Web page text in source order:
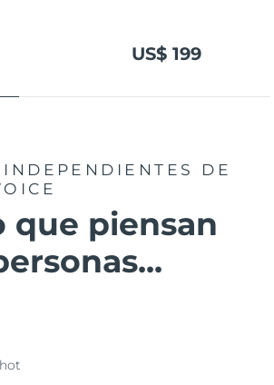
US$ 199
DE
que piensan